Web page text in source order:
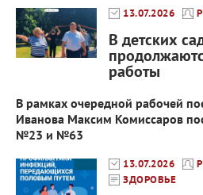
13.07.2026
В детских
работы
В рамках очередной рабочей
Иванова Максим Комиссаров
№23 и №63
13.07.2026
ЗДОРОВЬЕ